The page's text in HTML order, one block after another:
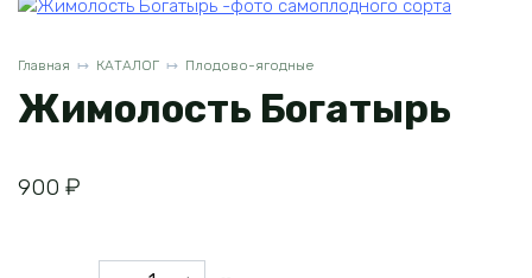
Главная КАТАЛОГ Плодово-ягодные
Жимолость Богатырь
900 ₽
Количество